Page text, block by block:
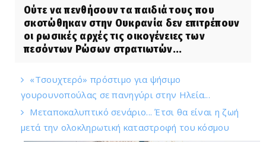
Ούτε να πενθήσουν τα παιδιά τους που
σκοτώθηκαν στην Ουκρανία δεν επιτρέπουν
οι ρωσικές αρχές τις οικογένειες των
πεσόντων Ρώσων στρατιωτών...
«Τσουχτερό» πρόστιμο για ψήσιμο
γουρουνοπούλας σε πανηγύρι στην Ηλεία...
Μεταποκαλυπτικό σενάριο... Έτσι θα είναι η ζωή
μετά την ολοκληρωτική καταστροφή του κόσμου